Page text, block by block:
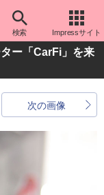
検索 Impressサイト
ー「CarFi」を来
次の画像